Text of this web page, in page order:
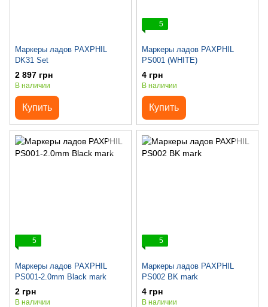
Маркеры ладов PAXPHIL
DK31 Set
2 897 грн
В наличии
Купить
5
Маркеры ладов PAXPHIL
PS001 (WHITE)
4 грн
В наличии
Купить
5
Маркеры ладов PAXPHIL
PS001-2.0mm Black mark
2 грн
В наличии
5
Маркеры ладов PAXPHIL
PS002 BK mark
4 грн
В наличии